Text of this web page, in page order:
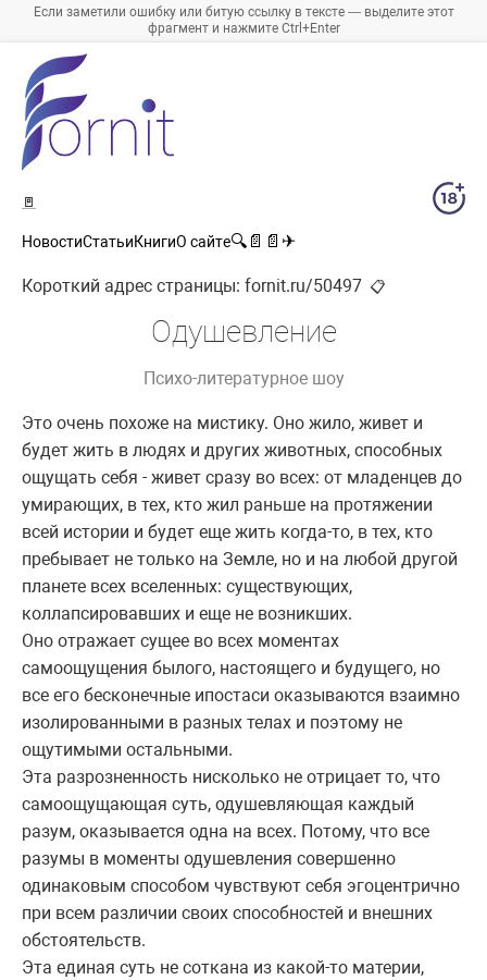
Если заметили ошибку или битую ссылку в тексте — выделите этот
фрагмент и нажмите Ctrl+Enter
🚪
НовостиСтатьиКнигиО сайте🔍 📄 📄 ✈
Короткий адрес страницы: fornit.ru/50497 📋
Одушевление
Психо-литературное шоу
Это очень похоже на мистику. Оно жило, живет и
будет жить в людях и других животных, способных
ощущать себя - живет сразу во всех: от младенцев до
умирающих, в тех, кто жил раньше на протяжении
всей истории и будет еще жить когда-то, в тех, кто
пребывает не только на Земле, но и на любой другой
планете всех вселенных: существующих,
коллапсировавших и еще не возникших.
Оно отражает сущее во всех моментах
самоощущения былого, настоящего и будущего, но
все его бесконечные ипостаси оказываются взаимно
изолированными в разных телах и поэтому не
ощутимыми остальными.
Эта разрозненность нисколько не отрицает то, что
самоощущающая суть, одушевляющая каждый
разум, оказывается одна на всех. Потому, что все
разумы в моменты одушевления совершенно
одинаковым способом чувствуют себя эгоцентрично
при всем различии своих способностей и внешних
обстоятельств.
Эта единая суть не соткана из какой-то материи,